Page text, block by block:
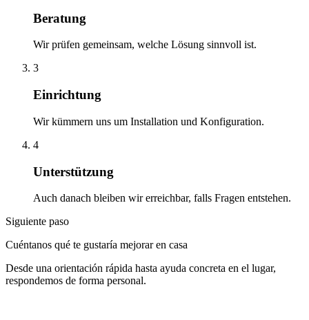
Beratung
Wir prüfen gemeinsam, welche Lösung sinnvoll ist.
3
Einrichtung
Wir kümmern uns um Installation und Konfiguration.
4
Unterstützung
Auch danach bleiben wir erreichbar, falls Fragen entstehen.
Siguiente paso
Cuéntanos qué te gustaría mejorar en casa
Desde una orientación rápida hasta ayuda concreta en el lugar,
respondemos de forma personal.